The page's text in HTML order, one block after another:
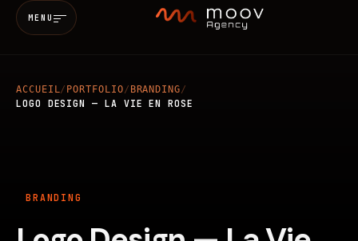
MENU
Accueil
Services
ACCUEIL/ PORTFOLIO/ BRANDING/
LOGO DESIGN — LA VIE EN ROSE
BRANDING